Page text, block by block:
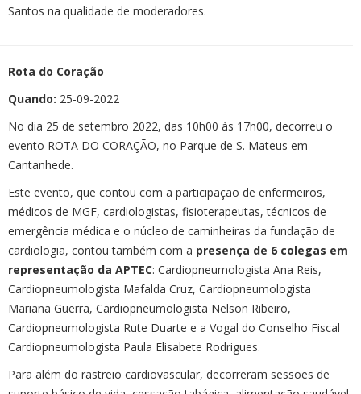
Santos na qualidade de moderadores.
Rota do Coração
Quando: 25-09-2022
No dia 25 de setembro 2022, das 10h00 às 17h00, decorreu o
evento ROTA DO CORAÇÃO, no Parque de S. Mateus em
Cantanhede.
Este evento, que contou com a participação de enfermeiros,
médicos de MGF, cardiologistas, fisioterapeutas, técnicos de
emergência médica e o núcleo de caminheiras da fundação de
cardiologia, contou também com a presença de 6 colegas em
representação da APTEC: Cardiopneumologista Ana Reis,
Cardiopneumologista Mafalda Cruz, Cardiopneumologista
Mariana Guerra, Cardiopneumologista Nelson Ribeiro,
Cardiopneumologista Rute Duarte e a Vogal do Conselho Fiscal
Cardiopneumologista Paula Elisabete Rodrigues.
Para além do rastreio cardiovascular, decorreram sessões de